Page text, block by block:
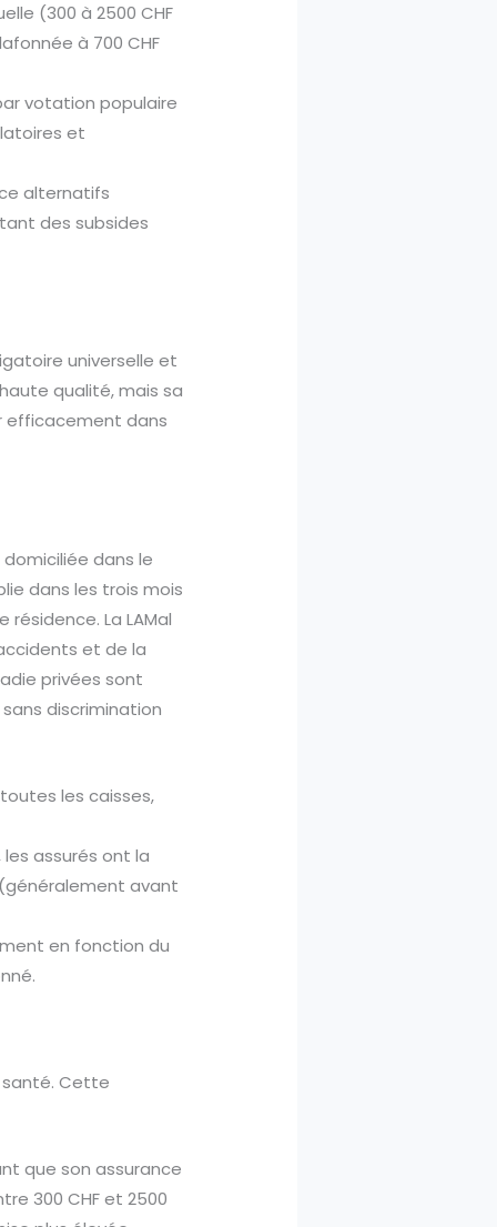
(300 à 2500 CHF
à 700 CHF
votation populaire
et
alternatifs
des subsides
universelle et
qualité, mais sa
efficacement dans
dans le
dans les trois mois
La LAMal
et de la
privées sont
discrimination
les caisses,
assurés ont la
avant
en fonction du
santé. Cette
que son assurance
300 CHF et 2500